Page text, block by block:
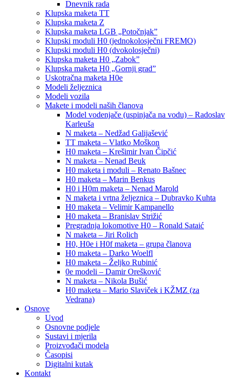
Dnevnik rada
Klupska maketa TT
Klupska maketa Z
Klupska maketa LGB „Potočnjak”
Klupski moduli H0 (jednokolosječni FREMO)
Klupski moduli H0 (dvokolosječni)
Klupska maketa H0 „Zabok”
Klupska maketa H0 „Gornji grad”
Uskotračna maketa H0e
Modeli željeznica
Modeli vozila
Makete i modeli naših članova
Model vodenjače (uspinjača na vodu) – Radoslav
Karleuša
N maketa – Nedžad Galijašević
TT maketa – Vlatko Moškon
H0 maketa – Krešimir Ivan Čipčić
N maketa – Nenad Beuk
H0 maketa i moduli – Renato Bašnec
H0 maketa – Marin Benkus
H0 i H0m maketa – Nenad Marold
N maketa i vrtna željeznica – Dubravko Kuhta
H0 maketa – Velimir Kampanello
H0 maketa – Branislav Strižić
Pregradnja lokomotive H0 – Ronald Sataić
N maketa – Jiri Rolich
H0, H0e i H0f maketa – grupa članova
H0 maketa – Darko Woelfl
H0 maketa – Željko Rubinić
0e modeli – Damir Orešković
N maketa – Nikola Bušić
H0 maketa – Mario Slaviček i KŽMZ (za
Vedrana)
Osnove
Uvod
Osnovne podjele
Sustavi i mjerila
Proizvođači modela
Časopisi
Digitalni kutak
Kontakt